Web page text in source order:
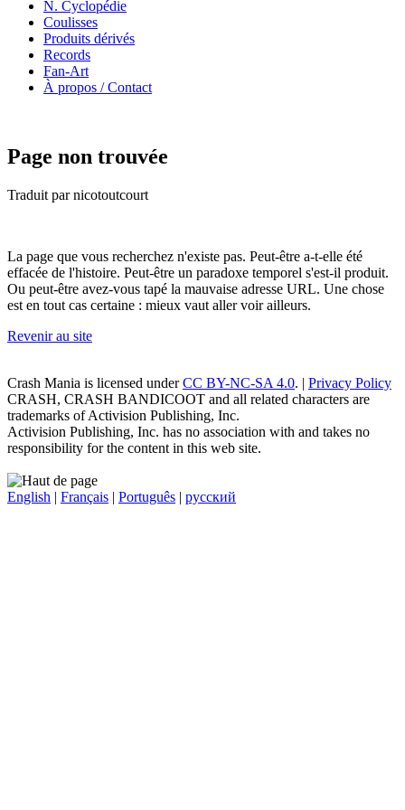
N. Cyclopédie
Coulisses
Produits dérivés
Records
Fan-Art
À propos / Contact
Page non trouvée
Traduit par nicotoutcourt
La page que vous recherchez n'existe pas. Peut-être a-t-elle été
effacée de l'histoire. Peut-être un paradoxe temporel s'est-il produit.
Ou peut-être avez-vous tapé la mauvaise adresse URL. Une chose
est en tout cas certaine : mieux vaut aller voir ailleurs.
Revenir au site
Crash Mania is licensed underCC BY-NC-SA 4.0. | Privacy Policy
CRASH, CRASH BANDICOOT and all related characters are
trademarks of Activision Publishing, Inc.
Activision Publishing, Inc. has no association with and takes no
responsibility for the content in this web site.
English | Français | Português | русский